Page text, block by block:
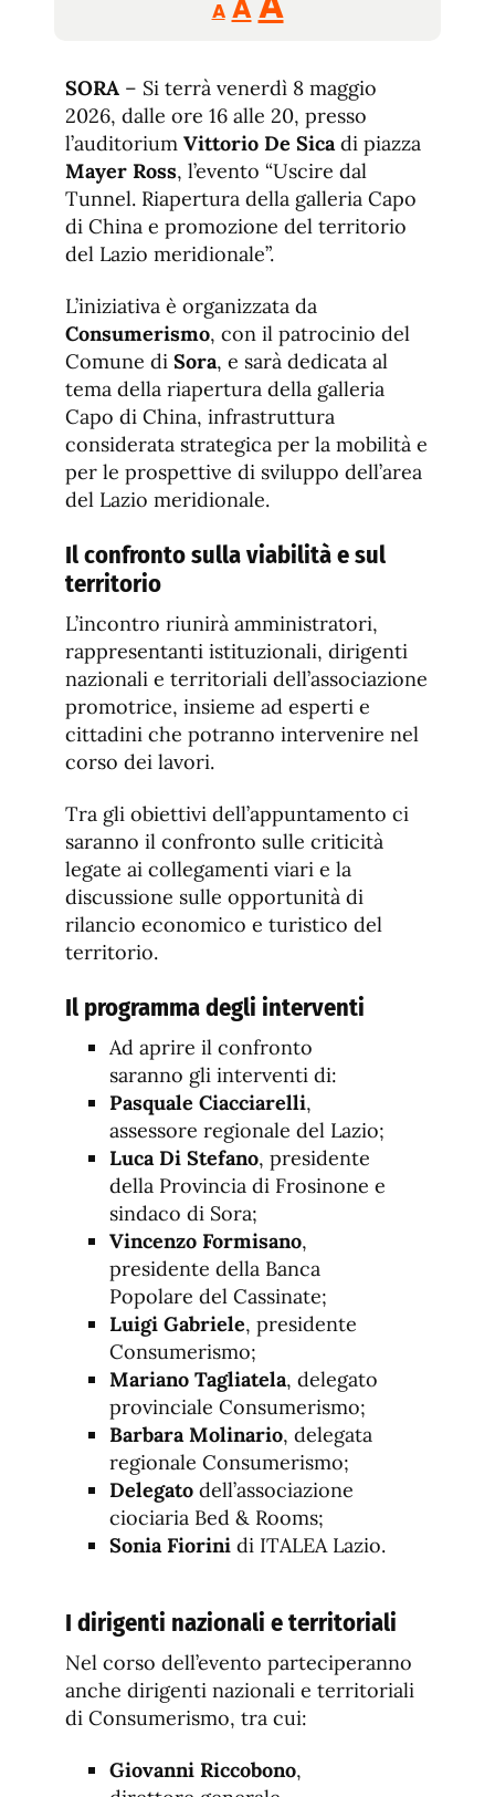
Atamaño
A
tamaño
de
fuente
de
fuente.
SORA – Si terrà venerdì 8 maggio
2026, dalle ore 16 alle 20, presso
l’auditorium Vittorio De Sica di piazza
Mayer Ross, l’evento “Uscire dal
Tunnel. Riapertura della galleria Capo
di China e promozione del territorio
del Lazio meridionale”.
L’iniziativa è organizzata da
Consumerismo, con il patrocinio del
Comune di Sora, e sarà dedicata al
tema della riapertura della galleria
Capo di China, infrastruttura
considerata strategica per la mobilità e
per le prospettive di sviluppo dell’area
del Lazio meridionale.
Il confronto sulla viabilità e sul
territorio
L’incontro riunirà amministratori,
rappresentanti istituzionali, dirigenti
nazionali e territoriali dell’associazione
promotrice, insieme ad esperti e
cittadini che potranno intervenire nel
corso dei lavori.
Tra gli obiettivi dell’appuntamento ci
saranno il confronto sulle criticità
legate ai collegamenti viari e la
discussione sulle opportunità di
rilancio economico e turistico del
territorio.
Il programma degli interventi
Ad aprire il confronto
saranno gli interventi di:
Pasquale Ciacciarelli,
assessore regionale del Lazio;
Luca Di Stefano, presidente
della Provincia di Frosinone e
sindaco di Sora;
Vincenzo Formisano,
presidente della Banca
Popolare del Cassinate;
Luigi Gabriele, presidente
Consumerismo;
Mariano Tagliatela, delegato
provinciale Consumerismo;
Barbara Molinario, delegata
regionale Consumerismo;
Delegato dell’associazione
ciociaria Bed & Rooms;
Sonia Fiorini di ITALEA Lazio.
I dirigenti nazionali e territoriali
Nel corso dell’evento parteciperanno
anche dirigenti nazionali e territoriali
di Consumerismo, tra cui:
Giovanni Riccobono,